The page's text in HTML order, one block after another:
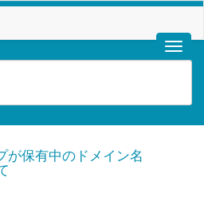
が保有中のドメイン名